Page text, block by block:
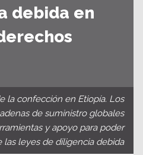
debida en
la confección en Etiopía. Los
de suministro globales
y apoyo para poder
las leyes de diligencia debida